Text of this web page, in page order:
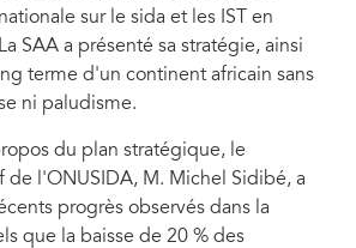
sur le sida et les IST en
SAA a présenté sa stratégie, ainsi
terme d'un continent africain sans
ni paludisme.
du plan stratégique, le
de l'ONUSIDA, M. Michel Sidibé, a
progrès observés dans la
que la baisse de 20 % des